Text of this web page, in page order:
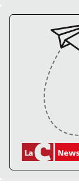
Catanzaro
Vibo Valentia
Reggio
Lamezia